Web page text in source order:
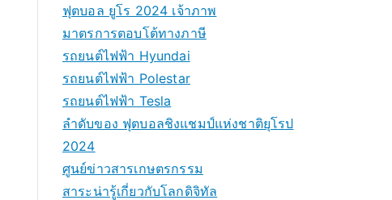
ฟุตบอล ยูโร 2024 เจ้าภาพ
มาตรการตอบโต้ทางภาษี
รถยนต์ไฟฟ้า Hyundai
รถยนต์ไฟฟ้า Polestar
รถยนต์ไฟฟ้า Tesla
ลำดับของ ฟุตบอลชิงแชมป์แห่งชาติยุโรป
2024
ศูนย์ข่าวสารเกษตรกรรม
สาระน่ารู้เกี่ยวกับโลกดิจิทัล